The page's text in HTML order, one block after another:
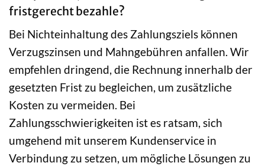
fristgerecht bezahle?
Bei Nichteinhaltung des Zahlungsziels können
Verzugszinsen und Mahngebühren anfallen. Wir
empfehlen dringend, die Rechnung innerhalb der
gesetzten Frist zu begleichen, um zusätzliche
Kosten zu vermeiden. Bei
Zahlungsschwierigkeiten ist es ratsam, sich
umgehend mit unserem Kundenservice in
Verbindung zu setzen, um mögliche Lösungen zu